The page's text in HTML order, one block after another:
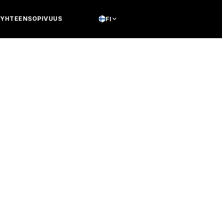
FI
YHTEENSOPIVUUS